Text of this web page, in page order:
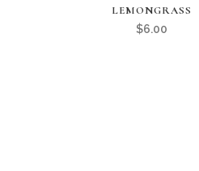
LEMONGRASS
$6.00